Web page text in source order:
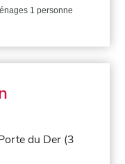
1 personne
du Der (3